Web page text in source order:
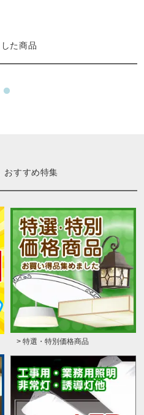
た商品
おすすめ特集
> 特選・特別価格商品